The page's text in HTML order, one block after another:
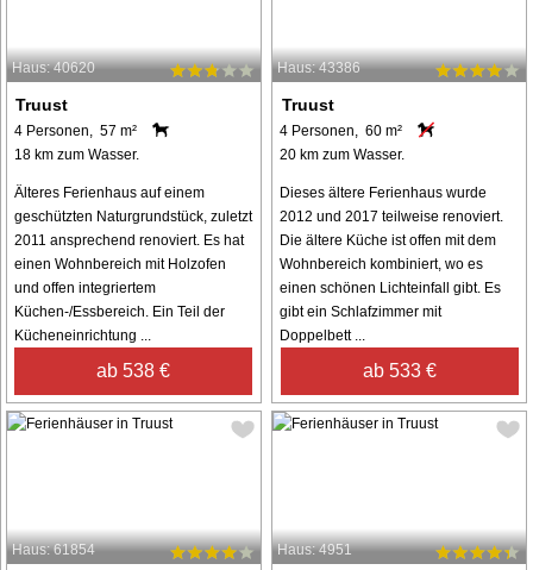
Haus: 40620
Truust
4 Personen, 57 m²
18 km zum Wasser.
Älteres Ferienhaus auf einem
geschützten Naturgrundstück, zuletzt
2011 ansprechend renoviert. Es hat
einen Wohnbereich mit Holzofen
und offen integriertem
Küchen-/Essbereich. Ein Teil der
Kücheneinrichtung ...
ab 538 €
Haus: 43386
Truust
4 Personen, 60 m²
20 km zum Wasser.
Dieses ältere Ferienhaus wurde
2012 und 2017 teilweise renoviert.
Die ältere Küche ist offen mit dem
Wohnbereich kombiniert, wo es
einen schönen Lichteinfall gibt. Es
gibt ein Schlafzimmer mit
Doppelbett ...
ab 533 €
Haus: 61854 Haus: 4951